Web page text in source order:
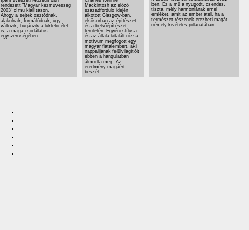
rendezett "Magyar kézmuvesség
2003" címu kiállításon.
Ahogy a sejtek osztódnak,
alakulnak, formálódnak, úgy
változik, burjánzik a lükteto élet
is, a maga csodálatos
egyszeruségében.
Mackintosh az előző
századforduló idején
alkotott Glasgow-ban,
elsősorban az építészet
és a belsőépítészet
területén. Egyéni stílusa
és az általa kitalált rózsa-
motívum megfogott egy
magyar fiatalembert, aki
nappalijának felülvilágítóit
ebben a hangulatban
álmodta meg. Az
eredmény magáért
beszél.
ben. Ez a mű a nyugodt, csendes,
tiszta, mély harmóniának emel
emléket, amit az ember átél, ha a
természet részének érezheti magát
némely kivételes pillanatában.